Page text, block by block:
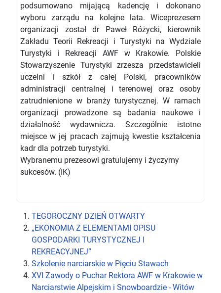
podsumowano mijającą kadencję i dokonano
wyboru zarządu na kolejne lata. Wiceprezesem
organizacji został dr Paweł Różycki, kierownik
Zakładu Teorii Rekreacji i Turystyki na Wydziale
Turystyki i Rekreacji AWF w Krakowie. Polskie
Stowarzyszenie Turystyki zrzesza przedstawicieli
uczelni i szkół z całej Polski, pracowników
administracji centralnej i terenowej oraz osoby
zatrudnienione w branży turystycznej. W ramach
organizacji prowadzone są badania naukowe i
działalność wydawnicza. Szczególnie istotne
miejsce w jej pracach zajmują kwestie kształcenia
kadr dla potrzeb turystyki.
Wybranemu prezesowi gratulujemy i życzymy
sukcesów. (IK)
TEGOROCZNY DZIEŃ OTWARTY
„EKONOMIA Z ELEMENTAMI OPISU
GOSPODARKI TURYSTYCZNEJ I
REKREACYJNEJ”
Szkolenie narciarskie w Pięciu Stawach
XVI Zawody o Puchar Rektora AWF w Krakowie w
Narciarstwie Alpejskim i Snowboardzie - Witów